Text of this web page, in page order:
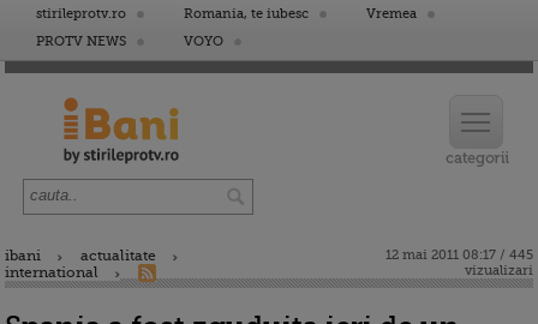
stirileprotv.ro Romania, te iubesc
Vremea
PROTV NEWS
VOYO
ibani
actualitate
international
12 mai 2011 08:17 / 445
vizualizari